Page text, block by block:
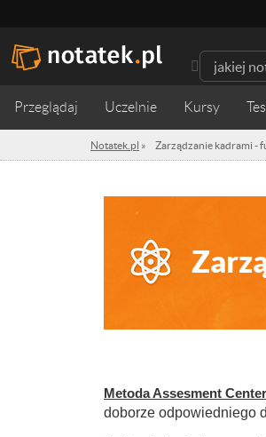
Przeglądaj Uczelnie Kursy
Notatek.pl » Zarządzanie kadrami -
Metoda Assesment Center
doborze odpowiedniego